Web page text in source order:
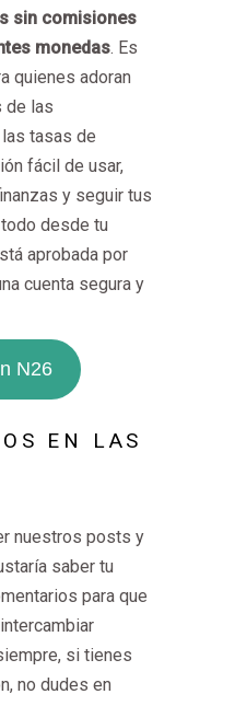
sin comisiones
monedas. Es
quienes adoran
de las
tasas de
fácil de usar,
y seguir tus
desde tu
aprobada por
cuenta segura y
N26
EN LAS
nuestros posts y
saber tu
para que
si tienes
no dudes en